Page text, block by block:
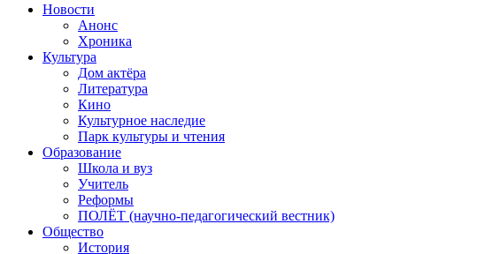
Новости
Анонс
Хроника
Культура
Дом актёра
Литература
Кино
Культурное наследие
Парк культуры и чтения
Образование
Школа и вуз
Учитель
Реформы
ПОЛЁТ (научно-педагогический вестник)
Общество
История